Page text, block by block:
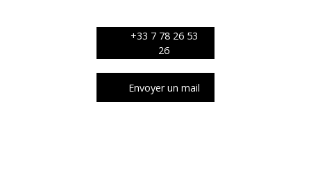
+33 7 78 26 53
26
Envoyer un mail